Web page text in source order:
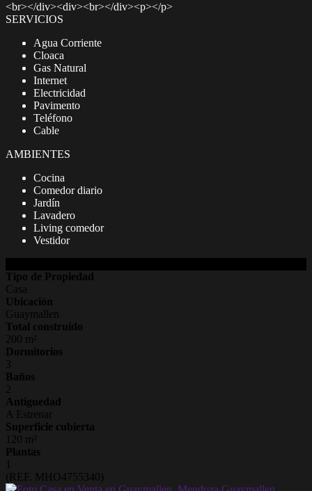
<br></div><div><br></div><p></p>
SERVICIOS
Agua Corriente
Cloaca
Gas Natural
Internet
Electricidad
Pavimento
Teléfono
Cable
AMBIENTES
Cocina
Comedor diario
Jardín
Lavadero
Living comedor
Vestidor
Tipo de Propiedad
Casa
Ubicación
Guaymallen
Total construido
200 m²
Dormitorios
3
Baños
2
Antiguedad
A Estrenar
Superficie cubierta
120 m²
Plantas
1
(REF. MHO4755340)